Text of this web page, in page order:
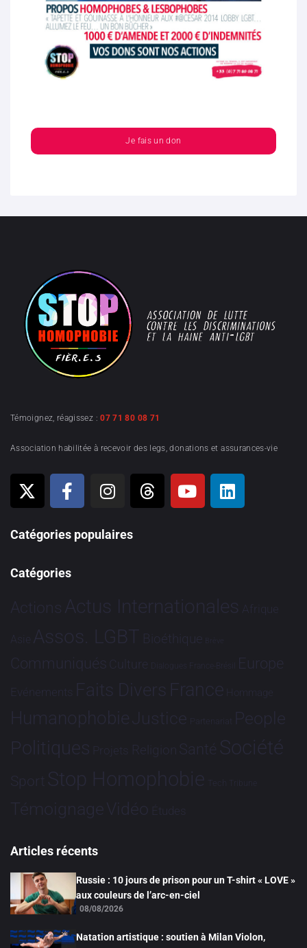
Je fais un don
Témoignez, réagissez :07 71 80 08 71
Association habilitée à recevoir des legs, donations et assurances-vie
Catégories populaires
Catégories
Actions Actus Internationales Afrique
Asie Assos. LGBT Bioéthique Brève
Communiqués Culture Dialogues France-Brésil Europe
Evénements Faits Divers France Hommage
HumanophobieJustice Partenariat People
Politiques Projets Religion Santé Société
Sport Stop Homophobie Tech Tribune
TémoignageVidéo Études
Articles récents
Russie : 10 jours de prison pour un T-shirt « LOVE »
aux couleurs de l’arc-en-ciel
08/08/2026
Natation artistique : soutien à Milan Violon,